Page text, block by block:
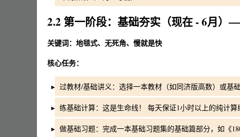
2.2 第一阶段：基础夯实（现在 - 6月）
关键词：地毯式、无死角、慢就是快
核心任务：
过教材/基础讲义：选择一本教材（如同济版高数）或基
练基础计算：这是生命线！ 每天保证1小时以上的纯计算
做基础习题：完成一本基础习题集的基础篇部分，如《